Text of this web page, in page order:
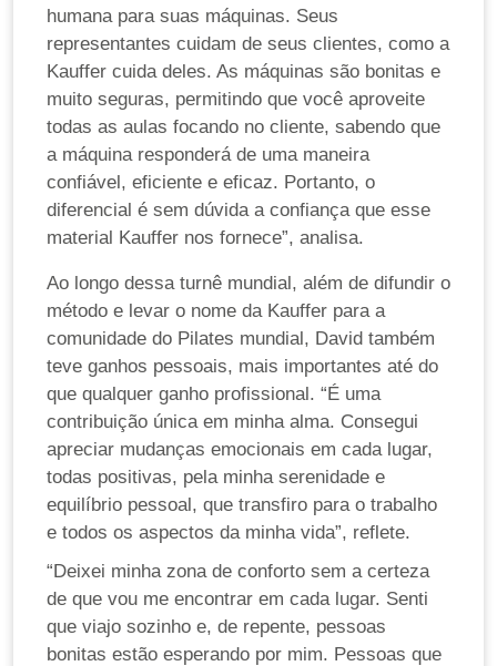
humana para suas máquinas. Seus
representantes cuidam de seus clientes, como a
Kauffer cuida deles. As máquinas são bonitas e
muito seguras, permitindo que você aproveite
todas as aulas focando no cliente, sabendo que
a máquina responderá de uma maneira
confiável, eficiente e eficaz. Portanto, o
diferencial é sem dúvida a confiança que esse
material Kauffer nos fornece”, analisa.
Ao longo dessa turnê mundial, além de difundir o
método e levar o nome da Kauffer para a
comunidade do Pilates mundial, David também
teve ganhos pessoais, mais importantes até do
que qualquer ganho profissional. “É uma
contribuição única em minha alma. Consegui
apreciar mudanças emocionais em cada lugar,
todas positivas, pela minha serenidade e
equilíbrio pessoal, que transfiro para o trabalho
e todos os aspectos da minha vida”, reflete.
“Deixei minha zona de conforto sem a certeza
de que vou me encontrar em cada lugar. Senti
que viajo sozinho e, de repente, pessoas
bonitas estão esperando por mim. Pessoas que